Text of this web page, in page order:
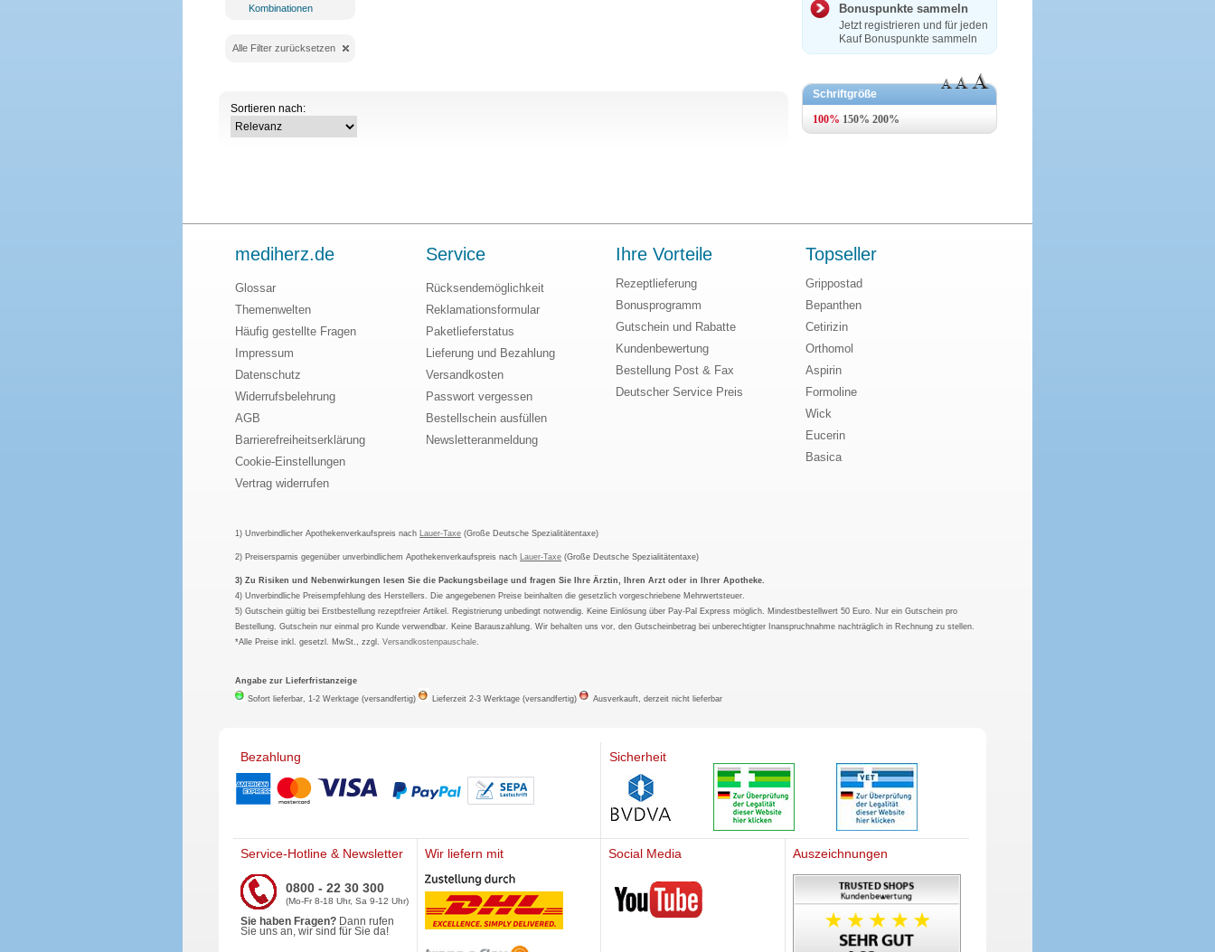
Kombinationen
Alle Filter zurücksetzen
Sortieren nach:
Bonuspunkte sammeln
Jetzt registrieren und für jeden
Kauf Bonuspunkte sammeln
Schriftgröße
mediherz.de
Glossar
Themenwelten
Häufig gestellte Fragen
Impressum
Datenschutz
Widerrufsbelehrung
AGB
Barrierefreiheitserklärung
Cookie-Einstellungen
Vertrag widerrufen
Service
Rücksendemöglichkeit
Reklamationsformular
Paketlieferstatus
Lieferung und Bezahlung
Versandkosten
Passwort vergessen
Bestellschein ausfüllen
Newsletteranmeldung
Ihre Vorteile
Rezeptlieferung
Bonusprogramm
Gutschein und Rabatte
Kundenbewertung
Bestellung Post & Fax
Deutscher Service Preis
Topseller
Grippostad
Bepanthen
Cetirizin
Orthomol
Aspirin
Formoline
Wick
Eucerin
Basica
1) Unverbindlicher Apothekenverkaufspreis nach Lauer-Taxe (Große Deutsche Spezialitätentaxe)
2) Preisersparnis gegenüber unverbindlichem Apothekenverkaufspreis nach Lauer-Taxe (Große Deutsche Spezialitätentaxe)
3) Zu Risiken und Nebenwirkungen lesen Sie die Packungsbeilage und fragen Sie Ihre Ärztin, Ihren Arzt oder in Ihrer Apotheke.
4) Unverbindliche Preisempfehlung des Herstellers. Die angegebenen Preise beinhalten die gesetzlich vorgeschriebene Mehrwertsteuer.
5) Gutschein gültig bei Erstbestellung rezeptfreier Artikel. Registrierung unbedingt notwendig. Keine Einlösung über Pay-Pal Express möglich. Mindestbestellwert 50 Euro. Nur ein Gutschein pro
Bestellung. Gutschein nur einmal pro Kunde verwendbar. Keine Barauszahlung. Wir behalten uns vor, den Gutscheinbetrag bei unberechtigter Inanspruchnahme nachträglich in Rechnung zu stellen.
*Alle Preise inkl. gesetzl. MwSt., zzgl.Versandkostenpauschale.
Angabe zur Lieferfristanzeige
Sofort lieferbar, 1-2 Werktage (versandfertig)
Lieferzeit 2-3 Werktage (versandfertig) Ausverkauft, derzeit nicht lieferbar
Bezahlung Sicherheit
Service-Hotline & Newsletter
0800 - 22 30 300
(Mo-Fr 8-18 Uhr, Sa 9-12 Uhr)
Sie haben Fragen? Dann rufen
Sie uns an, wir sind für Sie da!
Wir liefern mit Social Media
Mediherz
Auszeichnungen